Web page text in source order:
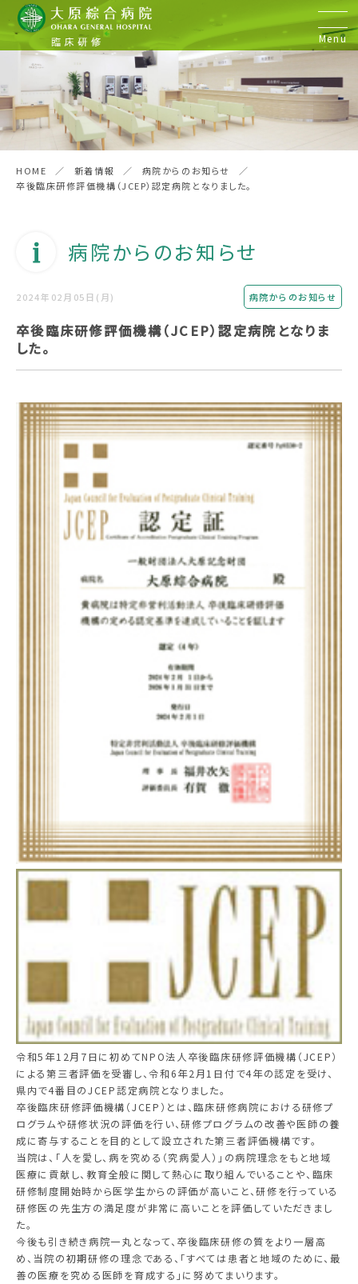
Menu
HOME 新着情報
病院からのお知らせ
卒後臨床研修評価機構（JCEP）認定病院となりました。
病院からのお知らせ
2024年02月05日(月) 病院からのお知らせ
卒後臨床研修評価機構（JCEP）認定病院となりま
した。
令和5年12月7日に初めてNPO法人卒後臨床研修評価機構（JCEP）
による第三者評価を受審し、令和6年2月1日付で4年の認定を受け、
県内で4番目のJCEP認定病院となりました。
卒後臨床研修評価機構（JCEP）とは、臨床研修病院における研修プ
ログラムや研修状況の評価を行い、研修プログラムの改善や医師の養
成に寄与することを目的として設立された第三者評価機構です。
当院は、「人を愛し、病を究める（究病愛人）」の病院理念をもと地域
医療に貢献し、教育全般に関して熱心に取り組んでいることや、臨床
研修制度開始時から医学生からの評価が高いこと、研修を行っている
研修医の先生方の満足度が非常に高いことを評価していただきまし
た。
今後も引き続き病院一丸となって、卒後臨床研修の質をより一層高
め、当院の初期研修の理念である、「すべては患者と地域のために、最
善の医療を究める医師を育成する」に努めてまいります。
初期臨床研修
研修医の声
病院見学&実習
後期臨床研修
歯科臨床研修
採用情報
交通アクセス